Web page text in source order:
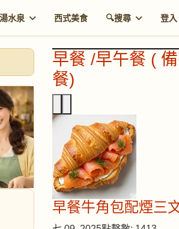
湯水泉 西式美食 🔍搜尋 登入
早餐 /早午餐 (
餐)
早餐牛角包配煙三